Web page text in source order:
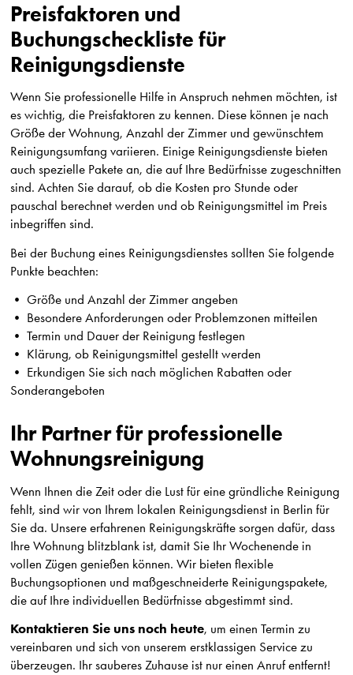
Preisfaktoren und
Buchungscheckliste für
Reinigungsdienste
Wenn Sie professionelle Hilfe in Anspruch nehmen möchten, ist
es wichtig, die Preisfaktoren zu kennen. Diese können je nach
Größe der Wohnung, Anzahl der Zimmer und gewünschtem
Reinigungsumfang variieren. Einige Reinigungsdienste bieten
auch spezielle Pakete an, die auf Ihre Bedürfnisse zugeschnitten
sind. Achten Sie darauf, ob die Kosten pro Stunde oder
pauschal berechnet werden und ob Reinigungsmittel im Preis
inbegriffen sind.
Bei der Buchung eines Reinigungsdienstes sollten Sie folgende
Punkte beachten:
• Größe und Anzahl der Zimmer angeben
• Besondere Anforderungen oder Problemzonen mitteilen
• Termin und Dauer der Reinigung festlegen
• Klärung, ob Reinigungsmittel gestellt werden
• Erkundigen Sie sich nach möglichen Rabatten oder
Sonderangeboten
Ihr Partner für professionelle
Wohnungsreinigung
Wenn Ihnen die Zeit oder die Lust für eine gründliche Reinigung
fehlt, sind wir von Ihrem lokalen Reinigungsdienst in Berlin für
Sie da. Unsere erfahrenen Reinigungskräfte sorgen dafür, dass
Ihre Wohnung blitzblank ist, damit Sie Ihr Wochenende in
vollen Zügen genießen können. Wir bieten flexible
Buchungsoptionen und maßgeschneiderte Reinigungspakete,
die auf Ihre individuellen Bedürfnisse abgestimmt sind.
Kontaktieren Sie uns noch heute, um einen Termin zu
vereinbaren und sich von unserem erstklassigen Service zu
überzeugen. Ihr sauberes Zuhause ist nur einen Anruf entfernt!